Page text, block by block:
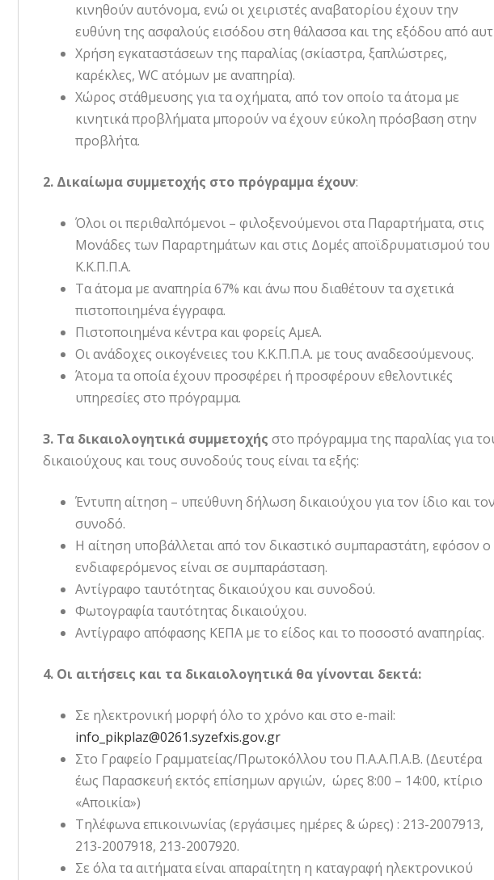
κινηθούν αυτόνομα, ενώ οι χειριστές αναβατορίου έχουν την
ευθύνη της ασφαλούς εισόδου στη θάλασσα και της εξόδου από
Χρήση εγκαταστάσεων της παραλίας (σκίαστρα, ξαπλώστρες,
καρέκλες, WC ατόμων με αναπηρία).
Χώρος στάθμευσης για τα οχήματα, από τον οποίο τα άτομα με
κινητικά προβλήματα μπορούν να έχουν εύκολη πρόσβαση στην
προβλήτα.
2. Δικαίωμα συμμετοχής στο πρόγραμμα έχουν:
Όλοι οι περιθαλπόμενοι – φιλοξενούμενοι στα Παραρτήματα, στις
Μονάδες των Παραρτημάτων και στις Δομές αποϊδρυματισμού του
Κ.Κ.Π.Π.Α.
Τα άτομα με αναπηρία 67% και άνω που διαθέτουν τα σχετικά
πιστοποιημένα έγγραφα.
Πιστοποιημένα κέντρα και φορείς ΑμεΑ.
Οι ανάδοχες οικογένειες του Κ.Κ.Π.Π.Α. με τους αναδεσούμενους.
Άτομα τα οποία έχουν προσφέρει ή προσφέρουν εθελοντικές
υπηρεσίες στο πρόγραμμα.
3. Τα δικαιολογητικά συμμετοχής στο πρόγραμμα της παραλίας για
δικαιούχους και τους συνοδούς τους είναι τα εξής:
Έντυπη αίτηση – υπεύθυνη δήλωση δικαιούχου για τον ίδιο και
συνοδό.
Η αίτηση υποβάλλεται από τον δικαστικό συμπαραστάτη, εφόσον ο
ενδιαφερόμενος είναι σε συμπαράσταση.
Αντίγραφο ταυτότητας δικαιούχου και συνοδού.
Φωτογραφία ταυτότητας δικαιούχου.
Αντίγραφο απόφασης ΚΕΠΑ με το είδος και το ποσοστό αναπηρίας.
4. Οι αιτήσεις και τα δικαιολογητικά θα γίνονται δεκτά:
Σε ηλεκτρονική μορφή όλο το χρόνο και στο e-mail:
info_pikplaz@0261.syzefxis.gov.gr
Στο Γραφείο Γραμματείας/Πρωτοκόλλου του Π.Α.Α.Π.Α.Β. (Δευτέρα
έως Παρασκευή εκτός επίσημων αργιών, ώρες 8:00 – 14:00, κτίριο
«Αποικία»)
Τηλέφωνα επικοινωνίας (εργάσιμες ημέρες & ώρες) : 213-2007913,
213-2007918, 213-2007920.
Σε όλα τα αιτήματα είναι απαραίτητη η καταγραφή ηλεκτρονικού